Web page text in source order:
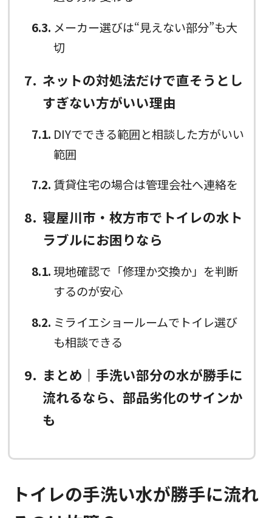
6.3 メーカー選びは“見えない部分”も大
切
7
ネットの対処法だけで直そうとし
すぎない方がいい理由
7.1 DIYでできる範囲と相談した方がいい
範囲
7.2 賃貸住宅の場合は管理会社へ連絡を
8
寝屋川市・枚方市でトイレの水ト
ラブルにお困りなら
8.1 現地確認で「修理か交換か」を判断
するのが安心
8.2 ミライエショールームでトイレ選び
も相談できる
9
まとめ｜手洗い部分の水が勝手に
流れるなら、部品劣化のサインか
も
トイレの手洗い水が勝手に流れ